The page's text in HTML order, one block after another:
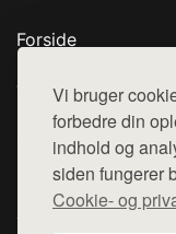
Vi bruger
forbedre din
indhold og
siden fungerer
Cookie- og
Forside
Top Rabatter
Blog
Kontakt